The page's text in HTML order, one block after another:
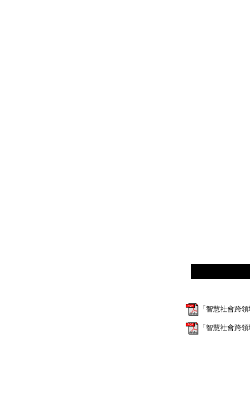
「智慧社會跨
「智慧社會跨